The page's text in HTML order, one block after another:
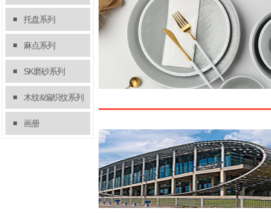
彩色系列多样产品展示！
查看详情
托盘系列
麻点系列
SK磨砂系列
木纹&编织纹系列
画册